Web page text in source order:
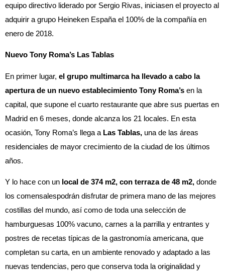
equipo directivo liderado por Sergio Rivas, iniciasen el proyecto al
adquirir a grupo Heineken España el 100% de la compañía en
enero de 2018.
Nuevo Tony Roma’s Las Tablas
En primer lugar, el grupo multimarca ha llevado a cabo la
apertura de un nuevo establecimiento Tony Roma’s en la
capital, que supone el cuarto restaurante que abre sus puertas en
Madrid en 6 meses, donde alcanza los 21 locales. En esta
ocasión, Tony Roma’s llega a Las Tablas, una de las áreas
residenciales de mayor crecimiento de la ciudad de los últimos
años.
Y lo hace con un local de 374 m2, con terraza de 48 m2, donde
los comensalespodrán disfrutar de primera mano de las mejores
costillas del mundo, así como de toda una selección de
hamburguesas 100% vacuno, carnes a la parrilla y entrantes y
postres de recetas típicas de la gastronomía americana, que
completan su carta, en un ambiente renovado y adaptado a las
nuevas tendencias, pero que conserva toda la originalidad y